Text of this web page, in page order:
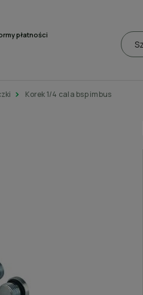
płatności
Korek 1/4 cala bsp imbus